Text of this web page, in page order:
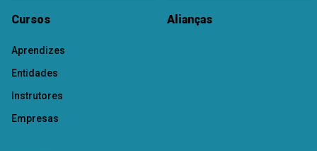
Cursos
Aprendizes
Entidades
Instrutores
Empresas
Alianças